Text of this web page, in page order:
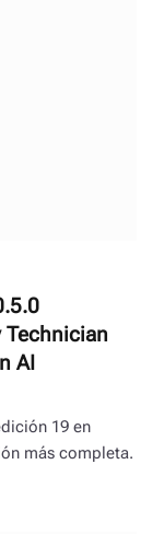
Technician
AI
19 en
más completa.